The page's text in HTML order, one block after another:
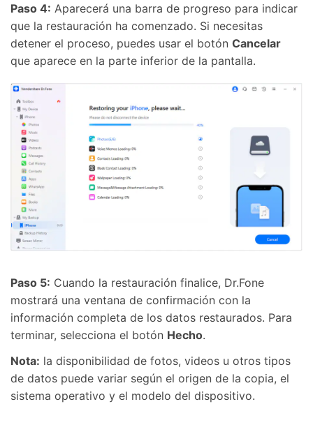
Paso 4: Aparecerá una barra de progreso para indicar
que la restauración ha comenzado. Si necesitas
detener el proceso, puedes usar el botón Cancelar
que aparece en la parte inferior de la pantalla.
Paso 5: Cuando la restauración finalice, Dr.Fone
mostrará una ventana de confirmación con la
información completa de los datos restaurados. Para
terminar, selecciona el botón Hecho.
Nota: la disponibilidad de fotos, videos u otros tipos
de datos puede variar según el origen de la copia, el
sistema operativo y el modelo del dispositivo.